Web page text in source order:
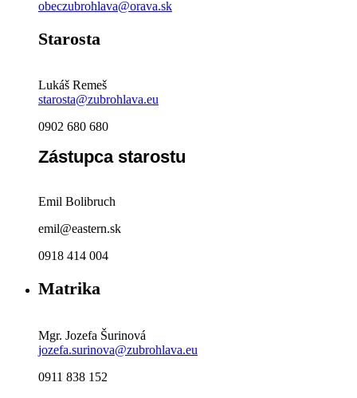
obeczubrohlava@orava.sk
Starosta
Lukáš Remeš
starosta@zubrohlava.eu
0902 680 680
Zástupca starostu
Emil Bolibruch
emil@eastern.sk
0918 414 004
Matrika
Mgr. Jozefa Šurinová
jozefa.surinova@zubrohlava.eu
0911 838 152